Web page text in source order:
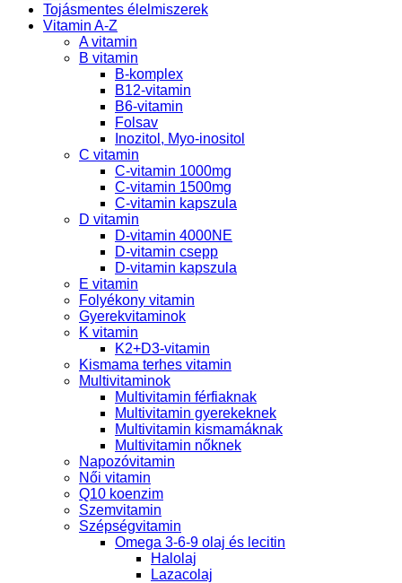
Tojásmentes élelmiszerek
Vitamin A-Z
A vitamin
B vitamin
B-komplex
B12-vitamin
B6-vitamin
Folsav
Inozitol, Myo-inositol
C vitamin
C-vitamin 1000mg
C-vitamin 1500mg
C-vitamin kapszula
D vitamin
D-vitamin 4000NE
D-vitamin csepp
D-vitamin kapszula
E vitamin
Folyékony vitamin
Gyerekvitaminok
K vitamin
K2+D3-vitamin
Kismama terhes vitamin
Multivitaminok
Multivitamin férfiaknak
Multivitamin gyerekeknek
Multivitamin kismamáknak
Multivitamin nőknek
Napozóvitamin
Női vitamin
Q10 koenzim
Szemvitamin
Szépségvitamin
Omega 3-6-9 olaj és lecitin
Halolaj
Lazacolaj